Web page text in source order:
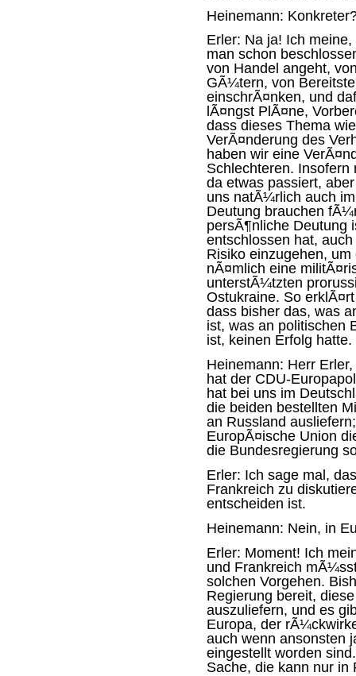
Heinemann:
Erler: Na ja! Ich
man schon
von Handel angeht,
GÃ¼tern, von
einschrÃ¤nken, und
lÃ¤ngst PlÃ¤ne,
dass dieses Thema
VerÃ¤nderung des
haben wir eine
Schlechteren.
da etwas passiert,
uns natÃ¼rlich auch
Deutung brauchen
persÃ¶nliche Deutung
entschlossen hat,
Risiko einzugehen,
nÃ¤mlich eine
unterstÃ¼tzten
Ostukraine. So
dass bisher das, was
ist, was an politischen
ist, keinen Erfolg hatte.
Heinemann: Herr
hat der CDU-
hat bei uns im
die beiden bestellten
an Russland
EuropÃ¤ische Union
die Bundesregierung
Erler: Ich sage mal,
Frankreich zu
entscheiden ist.
Heinemann: Nein, in
Erler: Moment! Ich
und Frankreich
solchen Vorgehen.
Regierung bereit,
auszuliefern, und es
Europa, der
auch wenn ansonsten
eingestellt worden
Sache, die kann nur in